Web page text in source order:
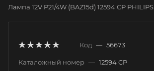
Лампа 12V P21/4W (BAZ15d) 12594 CP PHILIPS
Код — 56673
Каталожный номер — 12594 CP